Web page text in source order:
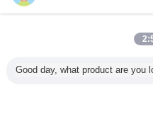
Ống thép chính
Good day, what product are you